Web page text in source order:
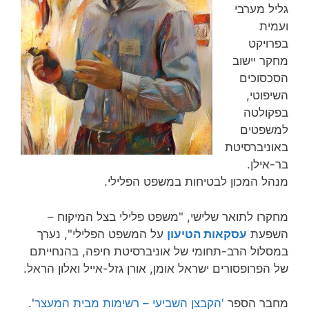
גליל מערבי
ועמית
בפרויקט
מחקר יישוב
הסכסוכים
השיפוטי,
בפקולטה
למשפטים
באוניברסיטת
בר-אילן.
מנהל המכון לבטיחות במשפט הפלילי.
מחקרו לתואר שלישי, "משפט פלילי בצל המיקוח –
השפעת עסקאות הטיעון על המשפט הפלילי", נערך
במסלול הרב-תחומי של אוניברסיטת חיפה, בהנחייתם
של הפרופסורים ישראל אומן, אורן גזל-אייל ואלון הראל.
מחבר הספר 'הקבצן השביעי – רשימות מבית המעצר'.